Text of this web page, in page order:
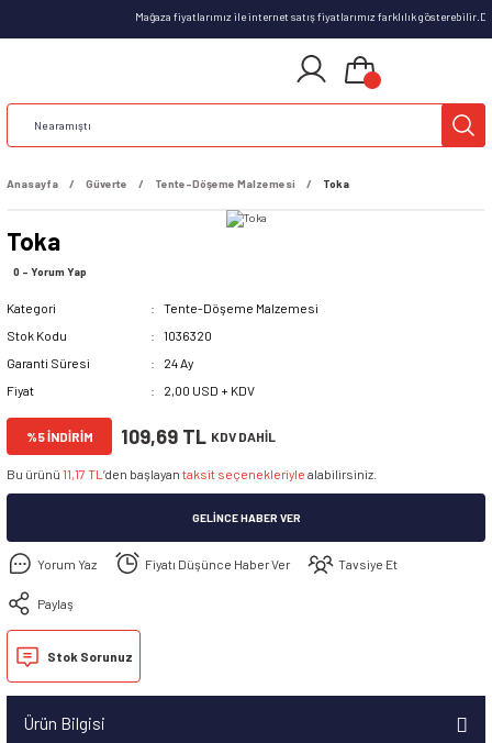
Mağaza fiyatlarımız ile internet satış fiyatlarımız farklılık
Anasayfa Güverte Tente-Döşeme Malzemesi Toka
Toka
0 - Yorum Yap
Kategori
Tente-Döşeme Malzemesi
Stok Kodu
1036320
Garanti Süresi
24 Ay
Fiyat
2,00 USD + KDV
%5 İNDİRİM 109,69 TL KDV DAHİL
Bu ürünü 11,17 TL ’den başlayan taksit seçenekleriyle alabilirsiniz.
GELINCE HABER VER
Yorum Yaz Fiyatı Düşünce Haber Ver Tavsiye Et
Paylaş
Stok Sorunuz
Ürün Bilgisi